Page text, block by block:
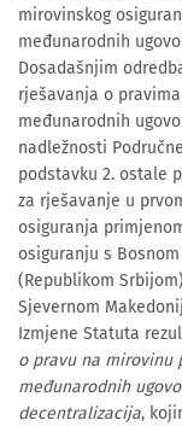
mirovinskog
međunarodnih
Dosadašnjim
rješavanja o
međunarodnih
nadležnosti
podstavku 2. ostale
za rješavanje u
osiguranja
osiguranju s
(Republikom
Sjevernom
Izmjene Statuta
o pravu na mirovinu
međunarodnih
decentralizacija,